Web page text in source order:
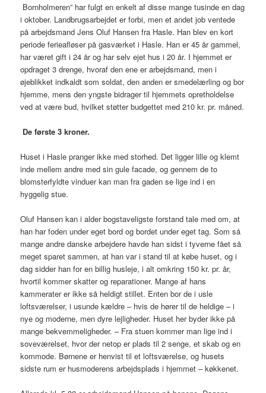
Bornholmeren” har fulgt en enkelt af disse mange tusinde en dag
i oktober. Landbrugsarbejdet er forbi, men et andet job ventede
på arbejdsmand Jens Oluf Hansen fra Hasle. Han blev en kort
periode ferieafløser på gasværket i Hasle. Han er 45 år gammel,
har været gift i 24 år og har selv ejet hus i 20 år. I hjemmet er
opdraget 3 drenge, hvoraf den ene er arbejdsmand, men i
øjeblikket indkaldt som soldat, den anden er smedelærling og bor
hjemme, mens den yngste bidrager til hjemmets opretholdelse
ved at være bud, hvilket støtter budgettet med 210 kr. pr. måned.
De første 3 kroner.
Huset i Hasle pranger ikke med storhed. Det ligger lille og klemt
inde mellem andre med sin gule facade, og gennem de to
blomsterfyldte vinduer kan man fra gaden se lige ind i en
hyggelig stue.
Oluf Hansen kan i alder bogstaveligste forstand tale med om, at
han har foden under eget bord og bordet under eget tag. Som så
mange andre danske arbejdere havde han sidst i tyverne fået så
meget sparet sammen, at han var i stand til at købe huset, og i
dag sidder han for en billig husleje, i alt omkring 150 kr. pr. år,
hvortil kommer skatter og reparationer. Mange af hans
kammerater er ikke så heldigt stillet. Enten bor de i usle
loftsværelser, i usunde kældre – hvis de hører til de heldige – i
nye og moderne, men dyre lejligheder. Huset her byder ikke på
mange bekvemmeligheder. – Fra stuen kommer man lige ind i
soveværelset, hvor der netop er plads til 2 senge, et skab og en
kommode. Børnene er henvist til et loftsværelse, og husets
sidste rum er husmoderens arbejdsplads i hjemmet – køkkenet.